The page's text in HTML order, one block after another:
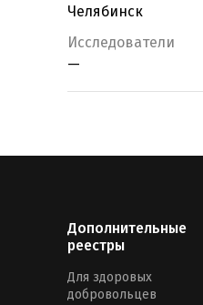
Челябинск
Исследователи
—
Дополнительные
реестры
Для здоровых
добровольцев